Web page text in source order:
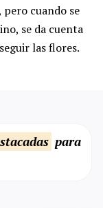
pero cuando se
se da cuenta
las flores.
para